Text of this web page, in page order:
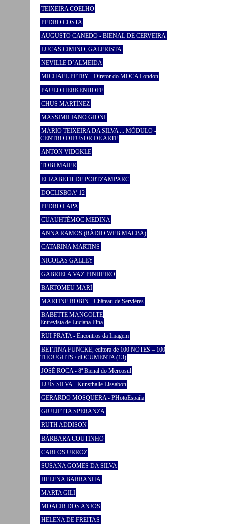
TEIXEIRA COELHO
PEDRO COSTA
AUGUSTO CANEDO - BIENAL DE CERVEIRA
LUCAS CIMINO, GALERISTA
NEVILLE D’ALMEIDA
MICHAEL PETRY - Diretor do MOCA London
PAULO HERKENHOFF
CHUS MARTÍNEZ
MASSIMILIANO GIONI
MÁRIO TEIXEIRA DA SILVA ::: MÓDULO -
CENTRO DIFUSOR DE ARTE
ANTON VIDOKLE
TOBI MAIER
ELIZABETH DE PORTZAMPARC
DOCLISBOA’ 12
PEDRO LAPA
CUAUHTÉMOC MEDINA
ANNA RAMOS (RÀDIO WEB MACBA)
CATARINA MARTINS
NICOLAS GALLEY
GABRIELA VAZ-PINHEIRO
BARTOMEU MARÍ
MARTINE ROBIN - Château de Servières
BABETTE MANGOLTE
Entrevista de Luciana Fina
RUI PRATA - Encontros da Imagem
BETTINA FUNCKE, editora de 100 NOTES – 100
THOUGHTS / dOCUMENTA (13)
JOSÉ ROCA - 8ª Bienal do Mercosul
LUÍS SILVA - Kunsthalle Lissabon
GERARDO MOSQUERA - PHotoEspaña
GIULIETTA SPERANZA
RUTH ADDISON
BÁRBARA COUTINHO
CARLOS URROZ
SUSANA GOMES DA SILVA
HELENA BARRANHA
MARTA GILI
MOACIR DOS ANJOS
HELENA DE FREITAS